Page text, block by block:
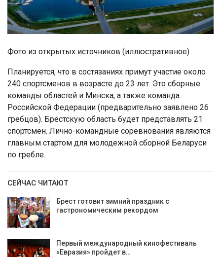
Фото из открытых источников (иллюстративное)
Планируется, что в состязаниях примут участие около
240 спортсменов в возрасте до 23 лет. Это сборные
команды областей и Минска, а также команда
Российской Федерации (предварительно заявлено 26
гребцов). Брестскую область будет представлять 21
спортсмен. Лично-командные соревнования являются
главным стартом для молодежной сборной Беларуси
по гребле.
СЕЙЧАС ЧИТАЮТ
Брест готовит зимний праздник с
гастрономическим рекордом
Первый международный кинофестиваль
«Евразия» пройдет в…